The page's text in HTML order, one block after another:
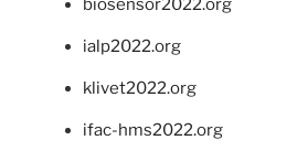
biosensor2022.org
ialp2022.org
klivet2022.org
ifac-hms2022.org